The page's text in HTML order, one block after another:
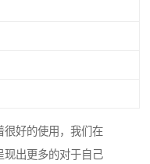
很好的使用，我们在
现出更多的对于自己